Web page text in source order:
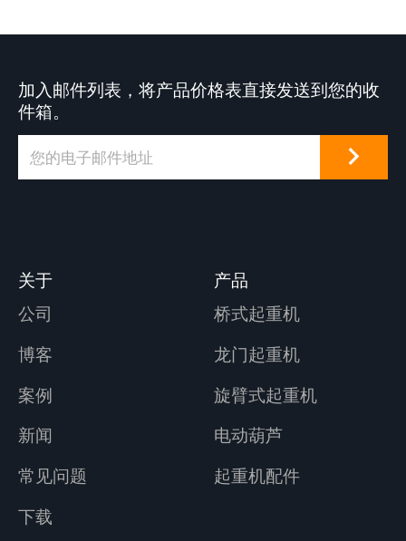
加入邮件列表，将产品价格表直接发送到您的收
件箱。
关于
公司
博客
案例
新闻
常见问题
下载
产品
桥式起重机
龙门起重机
旋臂式起重机
电动葫芦
起重机配件